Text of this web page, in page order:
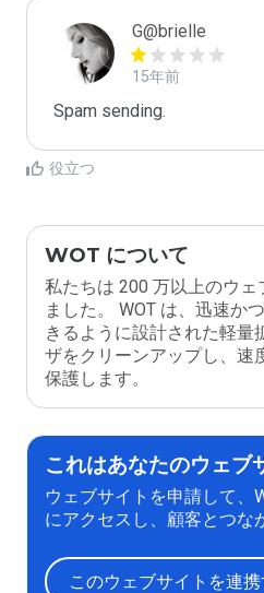
G@brielle
15年前
Spam sending.
役立つ
WOT について
私たちは 200 万以上のウェ
ました。 WOT は、迅速か
きるように設計された軽量
ザをクリーンアップし、速
保護します。
これはあなたのウェブ
ウェブサイトを申請して、
にアクセスし、顧客とつな
このウェブサイトを連携